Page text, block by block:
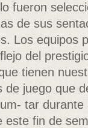
fueron
de sus
Los equipos
del
tienen
juego que
tar
este fin de